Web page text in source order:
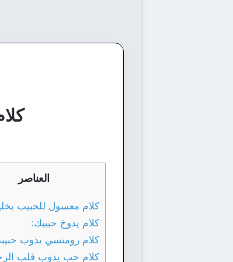
العناصر
كلام معسول للحبيب
كلام يدوخ حبيبك:
كلام رومنسي يذوب
كلام حب يذوب قلب